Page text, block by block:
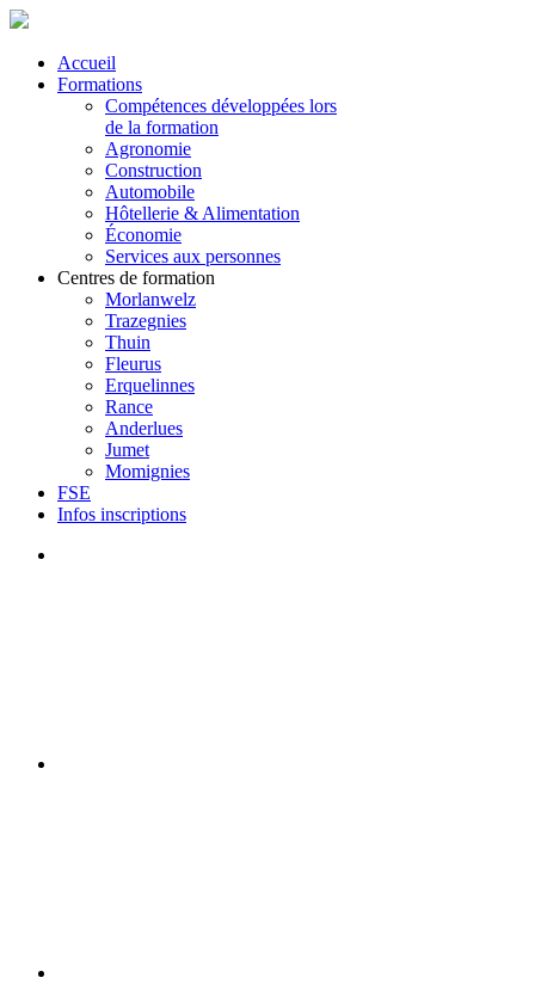
Accueil
Formations
Compétences développées lors
de la formation
Agronomie
Construction
Automobile
Hôtellerie & Alimentation
Économie
Services aux personnes
Centres de formation
Morlanwelz
Trazegnies
Thuin
Fleurus
Erquelinnes
Rance
Anderlues
Jumet
Momignies
FSE
Infos inscriptions